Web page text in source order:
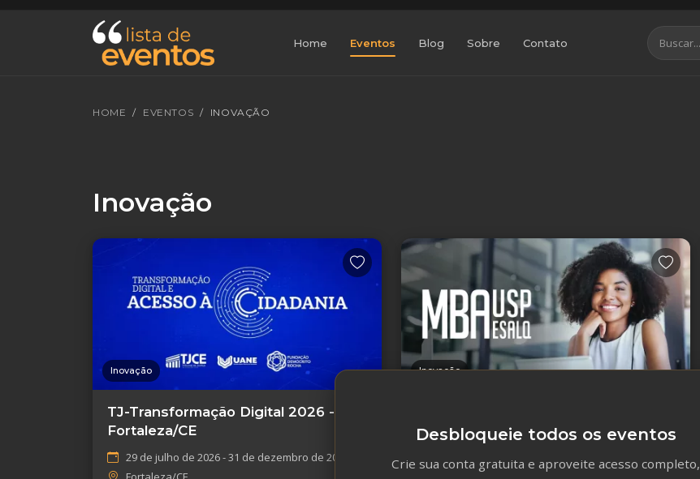
Home Eventos Blog Sobre Contato
HOME EVENTOS INOVAÇÃO
Inovação
Inovação
TJ-Transformação Digital 2026 -
Fortaleza/CE
29 de julho de 2026 - 31 de dezembro de 2026
Inovação
- Online
31 de julho de 2026 - 07 de agosto de 2026
Desbloqueie todos os eventos
Crie sua conta gratuita e aproveite acesso completo,